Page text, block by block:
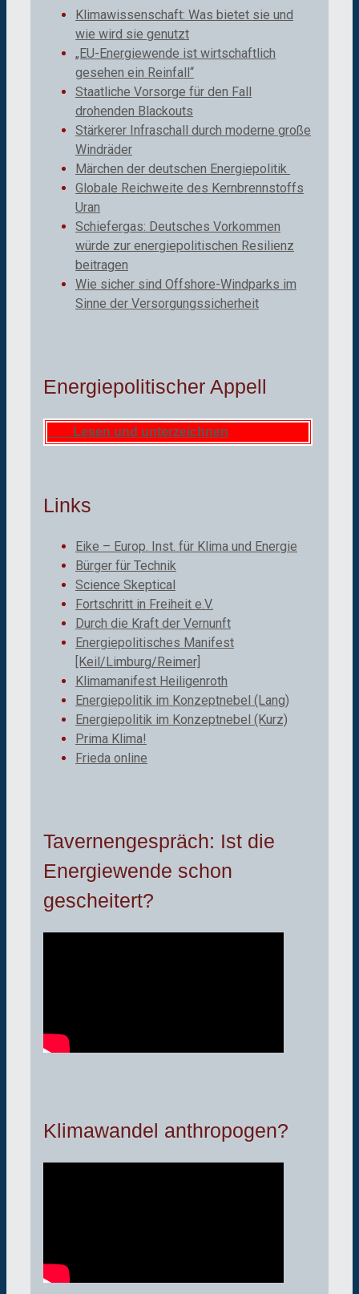
Klimawissenschaft: Was bietet sie und
wie wird sie genutzt
„EU-Energiewende ist wirtschaftlich
gesehen ein Reinfall“
Staatliche Vorsorge für den Fall
drohenden Blackouts
Stärkerer Infraschall durch moderne große
Windräder
Märchen der deutschen Energiepolitik
Globale Reichweite des Kernbrennstoffs
Uran
Schiefergas: Deutsches Vorkommen
würde zur energiepolitischen Resilienz
beitragen
Wie sicher sind Offshore-Windparks im
Sinne der Versorgungssicherheit
Energiepolitischer Appell
Lesen und unterzeichnen
Links
Eike – Europ. Inst. für Klima und Energie
Bürger für Technik
Science Skeptical
Fortschritt in Freiheit e.V.
Durch die Kraft der Vernunft
Energiepolitisches Manifest
[Keil/Limburg/Reimer]
Klimamanifest Heiligenroth
Energiepolitik im Konzeptnebel (Lang)
Energiepolitik im Konzeptnebel (Kurz)
Prima Klima!
Frieda online
Tavernengespräch: Ist die
Energiewende schon
gescheitert?
Klimawandel anthropogen?